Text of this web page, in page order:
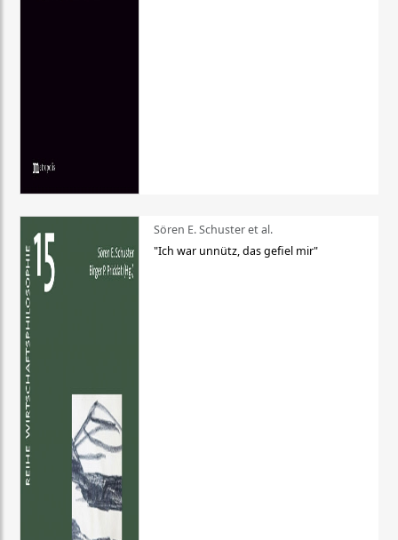
Sören E. Schuster et al.
"Ich war unnütz, das gefiel mir"